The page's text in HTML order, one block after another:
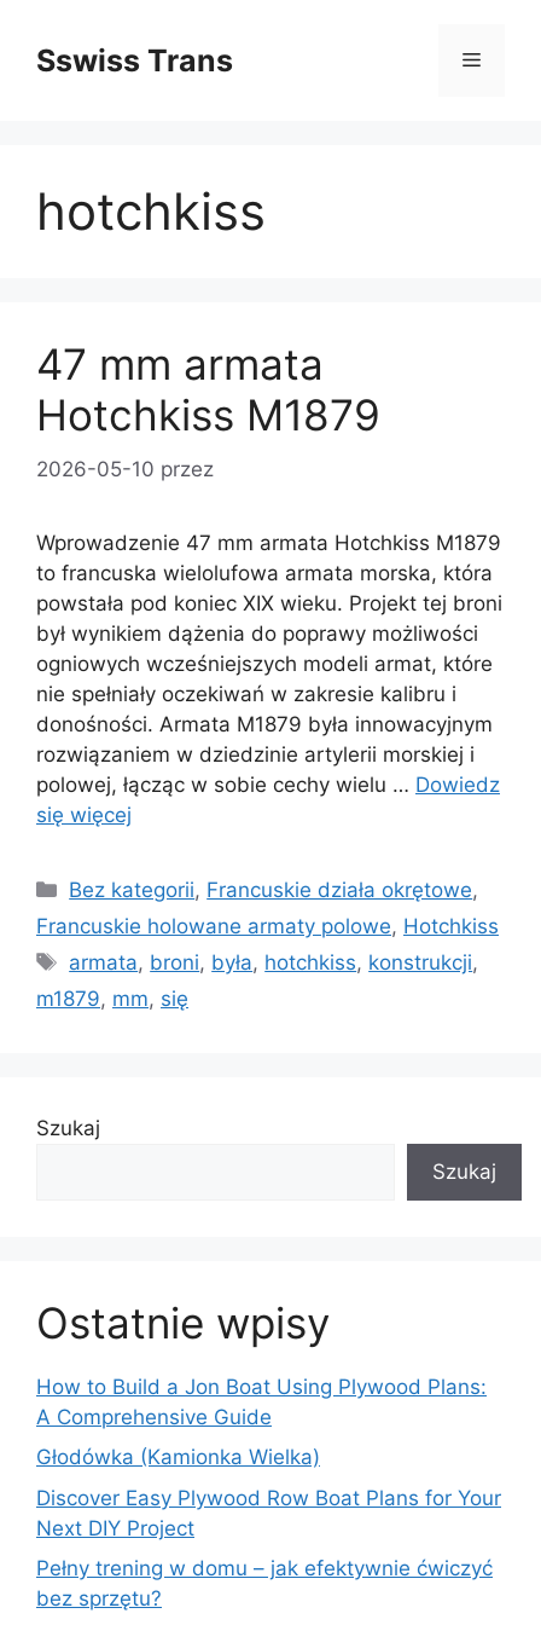
treściSswiss Trans Menu
hotchkiss
47 mm armata
Hotchkiss M1879
2026-05-10 przez
Wprowadzenie 47 mm armata Hotchkiss M1879
to francuska wielolufowa armata morska, która
powstała pod koniec XIX wieku. Projekt tej broni
był wynikiem dążenia do poprawy możliwości
ogniowych wcześniejszych modeli armat, które
nie spełniały oczekiwań w zakresie kalibru i
donośności. Armata M1879 była innowacyjnym
rozwiązaniem w dziedzinie artylerii morskiej i
polowej, łącząc w sobie cechy wielu … Dowiedz
się więcej
Kategorie
Bez kategorii, Francuskie działa okrętowe,
Francuskie holowane armaty polowe, Hotchkiss
Tagi
armata, broni, była, hotchkiss, konstrukcji,
m1879, mm, się
Szukaj
Szukaj
Ostatnie wpisy
How to Build a Jon Boat Using Plywood Plans:
A Comprehensive Guide
Głodówka (Kamionka Wielka)
Discover Easy Plywood Row Boat Plans for Your
Next DIY Project
Pełny trening w domu – jak efektywnie ćwiczyć
bez sprzętu?